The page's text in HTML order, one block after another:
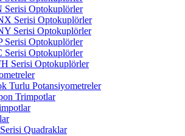
Serisi Optokuplörler
Serisi Optokuplörler
Serisi Optokuplörler
Serisi Optokuplörler
Serisi Optokuplörler
Serisi Optokuplörler
Turlu Potansiyometreler
Trimpotlar
Quadraklar